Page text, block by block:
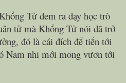
Tử đem ra dạy học trò
tử mà Khổng Tử nói đã trở
đó là cái đích để tiến tới
Nam nhi mới mong vươn tới